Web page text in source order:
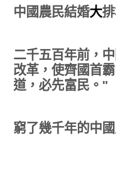
中國農民結婚大
二千五百年前，
改革，使齊國首
道，必先富民。 "
窮了幾千年的中